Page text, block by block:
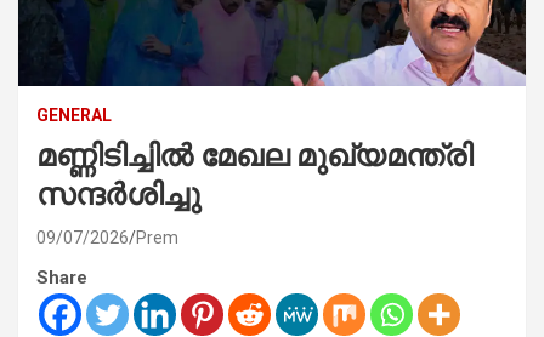
GENERAL
മണ്ണിടിച്ചില്‍ മേഖല മുഖ്യമന്ത്രി
സന്ദർശിച്ചു
09/07/2026 Prem
Share